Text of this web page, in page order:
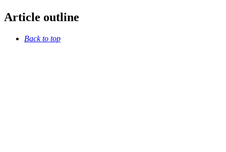
Article outline
Back to top